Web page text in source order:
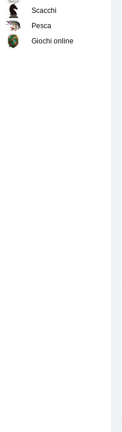
Scacchi
Pesca
Giochi online